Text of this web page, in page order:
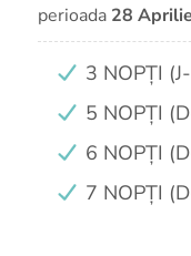
perioada 28
3 NOPȚI
5 NOPȚI
6 NOPȚI
7 NOPȚI